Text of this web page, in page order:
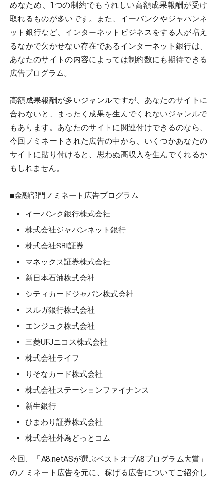
めなため、1つの制約でもうれしい高額成果報酬が受け
取れるものが多いです。また、イーバンクやジャパンネ
ット銀行など、インターネットビジネスをする人が増え
るなかで欠かせない存在であるインターネット銀行は、
あなたのサイトの内容によっては制約数にも期待できる
広告プログラム。
高額成果報酬が多いジャンルですが、あなたのサイトに
合わないと、まったく成果を生んでくれないジャンルで
もあります。あなたのサイトに関連付けできるのなら、
今回ノミネートされた広告の中から、いくつかあなたの
サイトに貼り付けると、思わぬ高収入を生んでくれるか
もしれません。
■金融部門ノミネート広告プログラム
イーバンク銀行株式会社
株式会社ジャパンネット銀行
株式会社SBI証券
マネックス証券株式会社
新日本石油株式会社
シティカードジャパン株式会社
スルガ銀行株式会社
エンジュク株式会社
三菱UFJニコス株式会社
株式会社ライフ
りそなカード株式会社
株式会社ステーションファイナンス
新生銀行
ひまわり証券株式会社
株式会社外為どっとコム
今回、「A8.netASが選ぶベストオブA8プログラム大賞」
のノミネート広告を元に、稼げる広告についてご紹介し